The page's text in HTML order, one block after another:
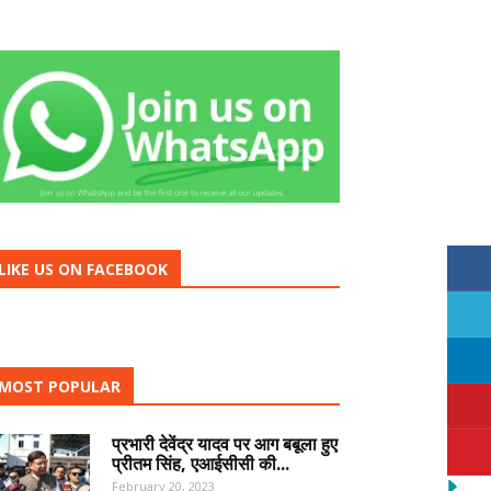
US ON FACEBOOK
POPULAR
प्रभारी देवेंद्र यादव पर आग बबूला हुए
प्रीतम सिंह, एआईसीसी की...
February 20, 2023